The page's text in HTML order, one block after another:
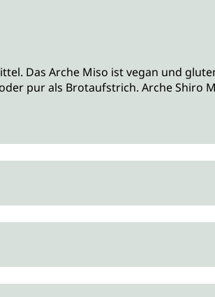
Das Arche Miso ist vegan und
pur als Brotaufstrich. Arche Shiro